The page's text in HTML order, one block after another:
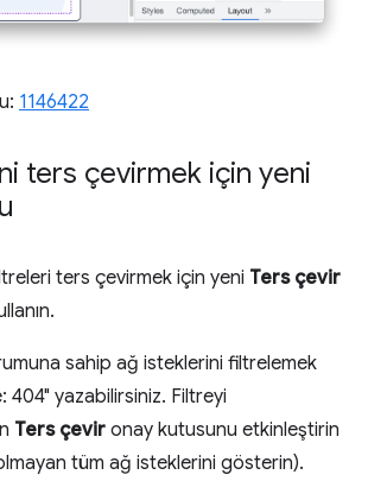
1146422
ters çevirmek için yeni
ters çevirmek için yeni Ters çevir
sahip ağ isteklerini filtrelemek
yazabilirsiniz. Filtreyi
Ters çevir onay kutusunu etkinleştirin
tüm ağ isteklerini gösterin).